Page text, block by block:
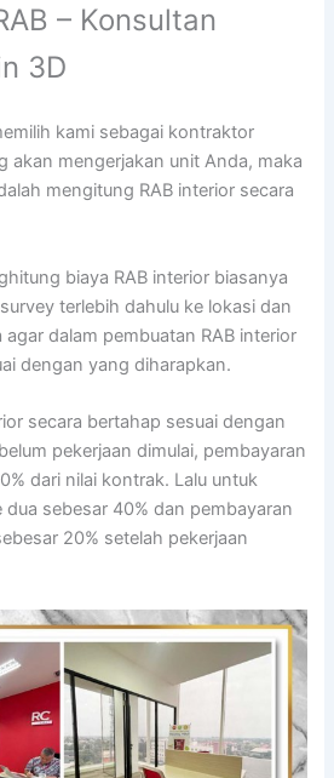
– Konsultan
3D
kami sebagai kontraktor
akan mengerjakan unit Anda, maka
mengitung RAB interior secara
biaya RAB interior biasanya
terlebih dahulu ke lokasi dan
dalam pembuatan RAB interior
dengan yang diharapkan.
secara bertahap sesuai dengan
pekerjaan dimulai, pembayaran
dari nilai kontrak. Lalu untuk
sebesar 40% dan pembayaran
20% setelah pekerjaan